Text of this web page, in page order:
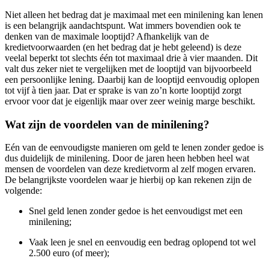
Niet alleen het bedrag dat je maximaal met een minilening kan lenen
is een belangrijk aandachtspunt. Wat immers bovendien ook te
denken van de maximale looptijd? Afhankelijk van de
kredietvoorwaarden (en het bedrag dat je hebt geleend) is deze
veelal beperkt tot slechts één tot maximaal drie à vier maanden. Dit
valt dus zeker niet te vergelijken met de looptijd van bijvoorbeeld
een persoonlijke lening. Daarbij kan de looptijd eenvoudig oplopen
tot vijf à tien jaar. Dat er sprake is van zo’n korte looptijd zorgt
ervoor voor dat je eigenlijk maar over zeer weinig marge beschikt.
Wat zijn de voordelen van de minilening?
Eén van de eenvoudigste manieren om geld te lenen zonder gedoe is
dus duidelijk de minilening. Door de jaren heen hebben heel wat
mensen de voordelen van deze kredietvorm al zelf mogen ervaren.
De belangrijkste voordelen waar je hierbij op kan rekenen zijn de
volgende:
Snel geld lenen zonder gedoe is het eenvoudigst met een
minilening;
Vaak leen je snel en eenvoudig een bedrag oplopend tot wel
2.500 euro (of meer);